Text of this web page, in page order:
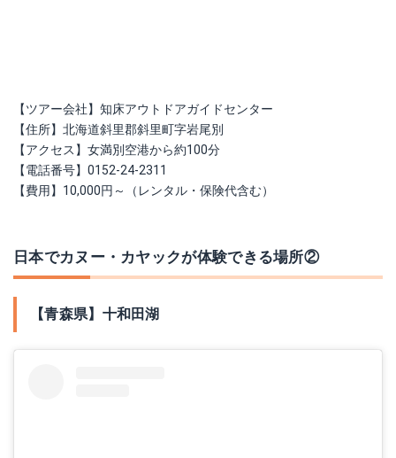
【ツアー会社】知床アウトドアガイドセンター
【住所】北海道斜里郡斜里町字岩尾別
【アクセス】女満別空港から約100分
【電話番号】0152-24-2311
【費用】10,000円～（レンタル・保険代含む）
日本でカヌー・カヤックが体験できる場所②
【青森県】十和田湖